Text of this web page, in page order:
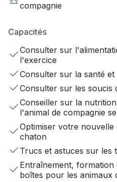
compagnie
Capacités
Consulter sur
l'exercice
Consulter sur la santé
Consulter sur les soucis
Conseiller sur la
l'animal de compagnie
Optimiser votre
chaton
Trucs et astuces sur les
Entraînement,
boîtes pour les animaux